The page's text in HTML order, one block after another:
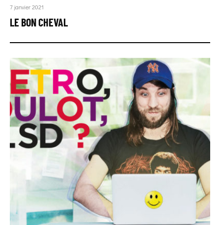
7 janvier 2021
LE BON CHEVAL